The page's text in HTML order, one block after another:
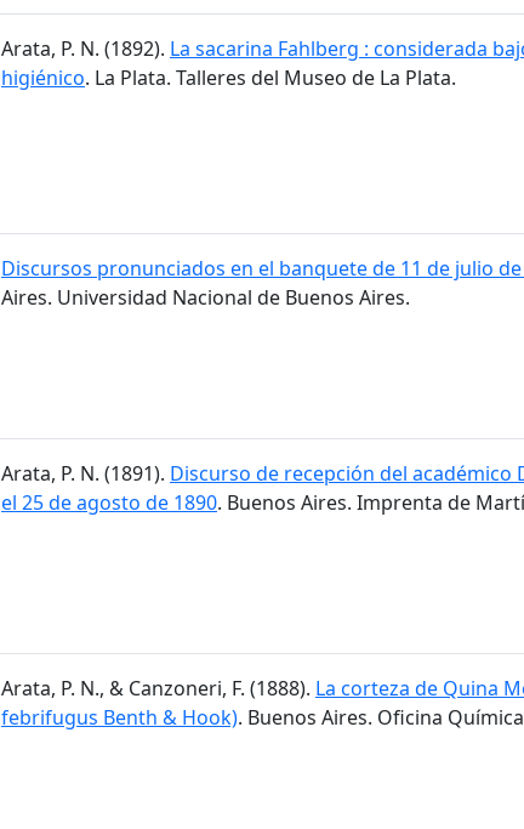
Arata, P. N. (1892). La sacarina Fahlberg : considerada
higiénico. La Plata. Talleres del Museo de La Plata.
Discursos pronunciados en el banquete de 11 de julio
Aires. Universidad Nacional de Buenos Aires.
Arata, P. N. (1891). Discurso de recepción del académico
el 25 de agosto de 1890. Buenos Aires. Imprenta de
Arata, P. N., & Canzoneri, F. (1888). La corteza de Quina
febrifugus Benth & Hook). Buenos Aires. Oficina